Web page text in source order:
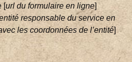
[url du formulaire en ligne]
responsable du service en
les coordonnées de l’entité]